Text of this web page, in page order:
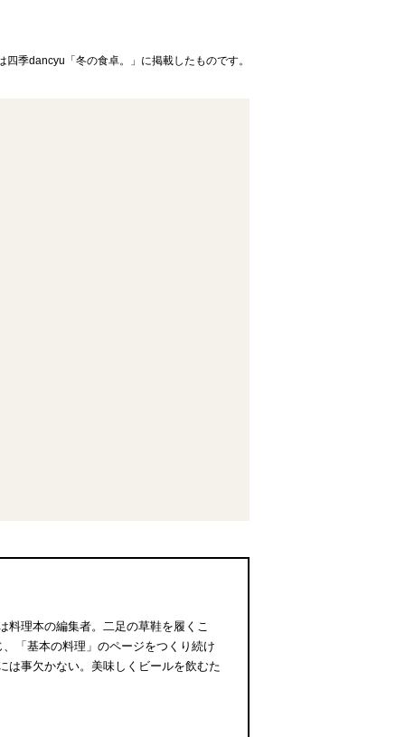
季dancyu「冬の食卓。」に掲載したものです。
料理本の編集者。二足の草鞋を履くこ
「基本の料理」のページをつくり続け
は事欠かない。美味しくビールを飲むた